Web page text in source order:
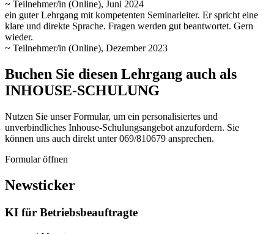
~ Teilnehmer/in (Online), Juni 2024
ein guter Lehrgang mit kompetenten Seminarleiter. Er spricht eine
klare und direkte Sprache. Fragen werden gut beantwortet. Gern
wieder.
~ Teilnehmer/in (Online), Dezember 2023
Buchen Sie diesen Lehrgang auch als
INHOUSE-SCHULUNG
Nutzen Sie unser Formular, um ein personalisiertes und
unverbindliches Inhouse-Schulungs­angebot anzufordern. Sie
können uns auch direkt unter 069/810679 ansprechen.
Formular öffnen
Newsticker
KI für Betriebsbeauftragte